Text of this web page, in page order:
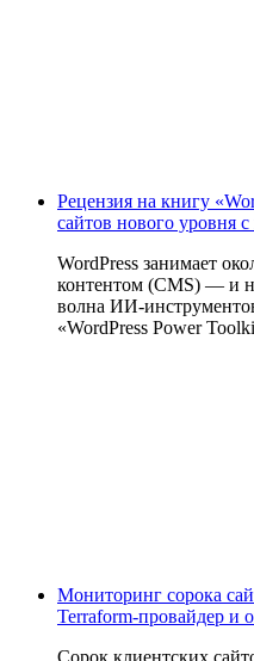
Рецензия на книгу
сайтов нового уровня
WordPress занимает
контентом (CMS) — и
волна
«WordPress Power
Мониторинг сорока
Terraform-провайдер и